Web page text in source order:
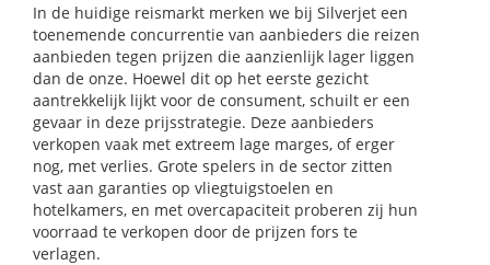
In de huidige reismarkt merken we bij Silverjet een
toenemende concurrentie van aanbieders die reizen
aanbieden tegen prijzen die aanzienlijk lager liggen
dan de onze. Hoewel dit op het eerste gezicht
aantrekkelijk lijkt voor de consument, schuilt er een
gevaar in deze prijsstrategie. Deze aanbieders
verkopen vaak met extreem lage marges, of erger
nog, met verlies. Grote spelers in de sector zitten
vast aan garanties op vliegtuigstoelen en
hotelkamers, en met overcapaciteit proberen zij hun
voorraad te verkopen door de prijzen fors te
verlagen.